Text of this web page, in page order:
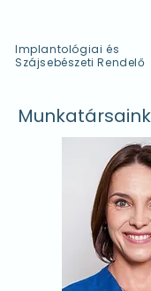
Implantológiai és
Szájsebészeti Rendelő
Munkatársaink